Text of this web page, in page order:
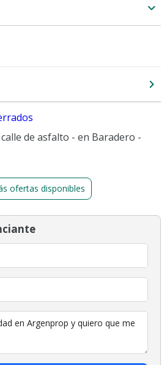
de asfalto - en Baradero -
ofertas disponibles